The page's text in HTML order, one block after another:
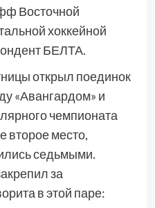
Восточной
хоккейной
БЕЛТА.
открыл поединок
«Авангардом» и
чемпионата
второе место,
седьмыми.
за
в этой паре: